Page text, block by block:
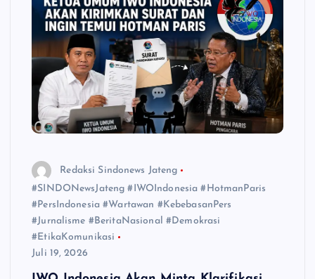
Redaksi Sindonews Jateng
#SINDONewsJateng #IWOIndonesia #HotmanParis
#PersIndonesia #Wartawan #KebebasanPers
#Jurnalisme #BeritaNasional #Demokrasi
#EtikaKomunikasi
Juli 19, 2026